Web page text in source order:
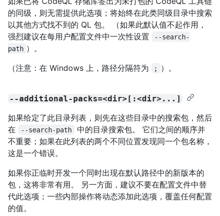
的同级，则无需提供此选项；将始终在此类同级目录中搜索
以其他方式找不到的 QL 包。 （如果此默认值不起作用，
强烈建议在每用户配置文件中一次性设置
--search-
path ）。
（注意：在 Windows 上，路径分隔符为
; ）。
--additional-packs=<dir>[:<dir>...]
如果给定了此目录列表，则先在这些目录中的搜索包，然后
在
--search-path
中的目录搜索包。 它们之间的顺序并
不重要；如果在此列表的两个不同位置发现同一个包名称，
这是一个错误。
如果你正临时开发一个同时出现在默认路径中的新版本的
包，这将非常有用。 另一方面，建议不要在配置文件中替
代此选项；一些内部操作将动态添加此选项，覆盖任何配置
的值。